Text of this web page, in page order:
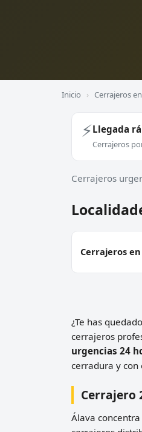
Inicio › Cerrajeros
⚡Llegada
Cerrajeros
Cerrajeros
Cerrajeros
¿Te has
cerrajeros
urgencias 24
cerradura y con
Cerrajero
Álava